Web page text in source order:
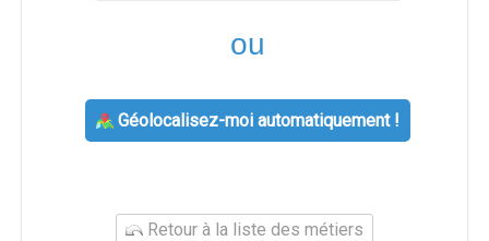
ou
Géolocalisez-moi automatiquement !
Retour à la liste des métiers